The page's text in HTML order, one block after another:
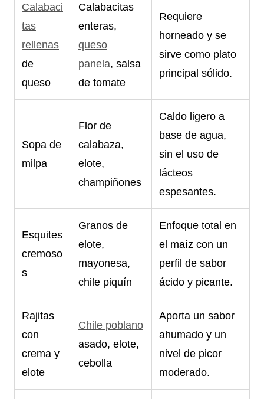
Calabaci
tas
rellenas
de
queso
Calabacitas
enteras,
queso
panela, salsa
de tomate
Requiere
horneado y se
sirve como plato
principal sólido.
Sopa de
milpa
Flor de
calabaza,
elote,
champiñones
Caldo ligero a
base de agua,
sin el uso de
lácteos
espesantes.
Esquites
cremoso
s
Granos de
elote,
mayonesa,
chile piquín
Enfoque total en
el maíz con un
perfil de sabor
ácido y picante.
Rajitas
con
crema y
elote
Chile poblano
asado, elote,
cebolla
Aporta un sabor
ahumado y un
nivel de picor
moderado.